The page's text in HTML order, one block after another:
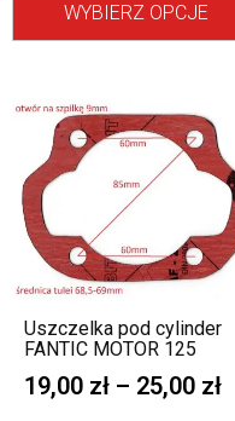
WYBIERZ OPCJE
Uszczelka pod cylinder
FANTIC MOTOR 125
19,00 zł – 25,00 zł